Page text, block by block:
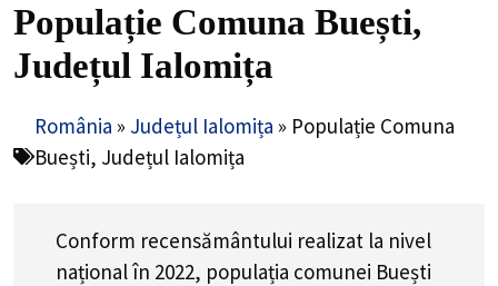
Populație Comuna Buești,
Județul Ialomița
România »Județul Ialomița» Populație Comuna
Buești, Județul Ialomița
Conform recensământului realizat la nivel
național în 2022, populația comunei Buești este